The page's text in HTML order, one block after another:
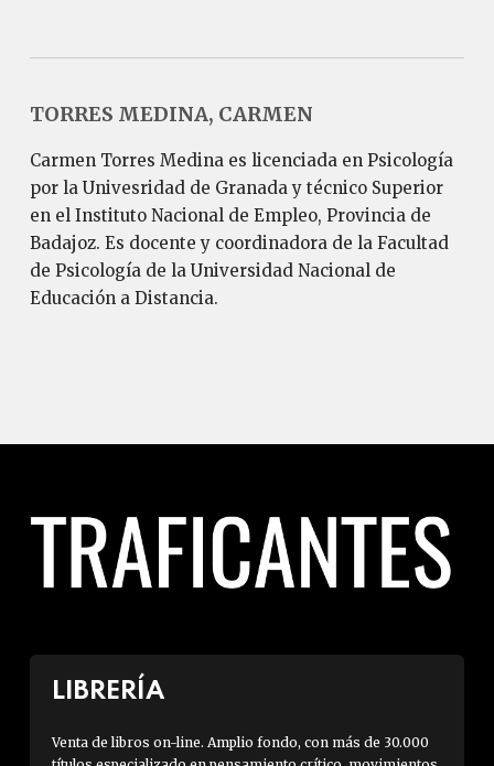
TORRES MEDINA, CARMEN
Carmen Torres Medina es licenciada en Psicología
por la Univesridad de Granada y técnico Superior
en el Instituto Nacional de Empleo, Provincia de
Badajoz. Es docente y coordinadora de la Facultad
de Psicología de la Universidad Nacional de
Educación a Distancia.
LIBRERÍA
Venta de libros on-line. Amplio fondo, con más de 30.000